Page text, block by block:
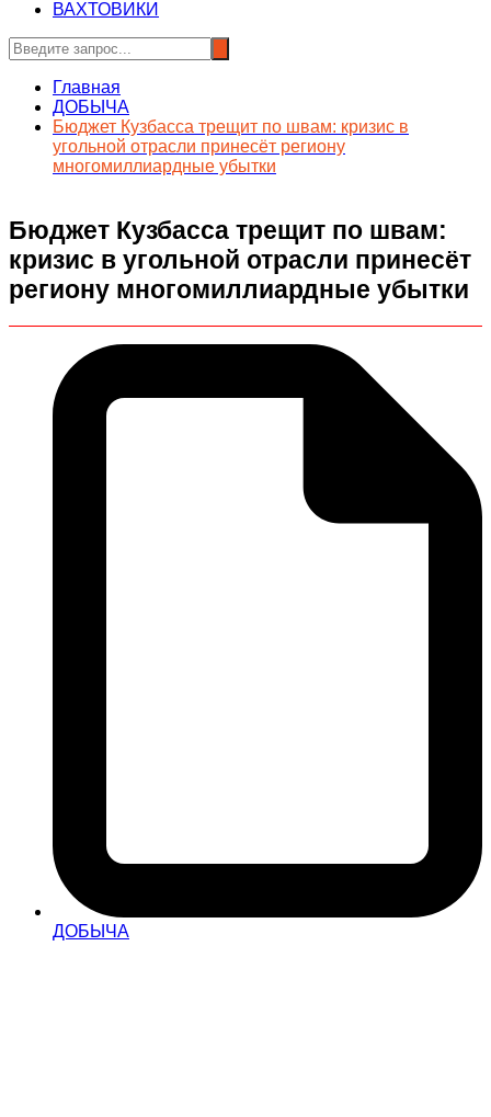
ВАХТОВИКИ
Главная
ДОБЫЧА
Бюджет Кузбасса трещит по швам: кризис в
угольной отрасли принесёт региону
многомиллиардные убытки
Бюджет Кузбасса трещит по швам:
кризис в угольной отрасли принесёт
региону многомиллиардные убытки
ДОБЫЧА